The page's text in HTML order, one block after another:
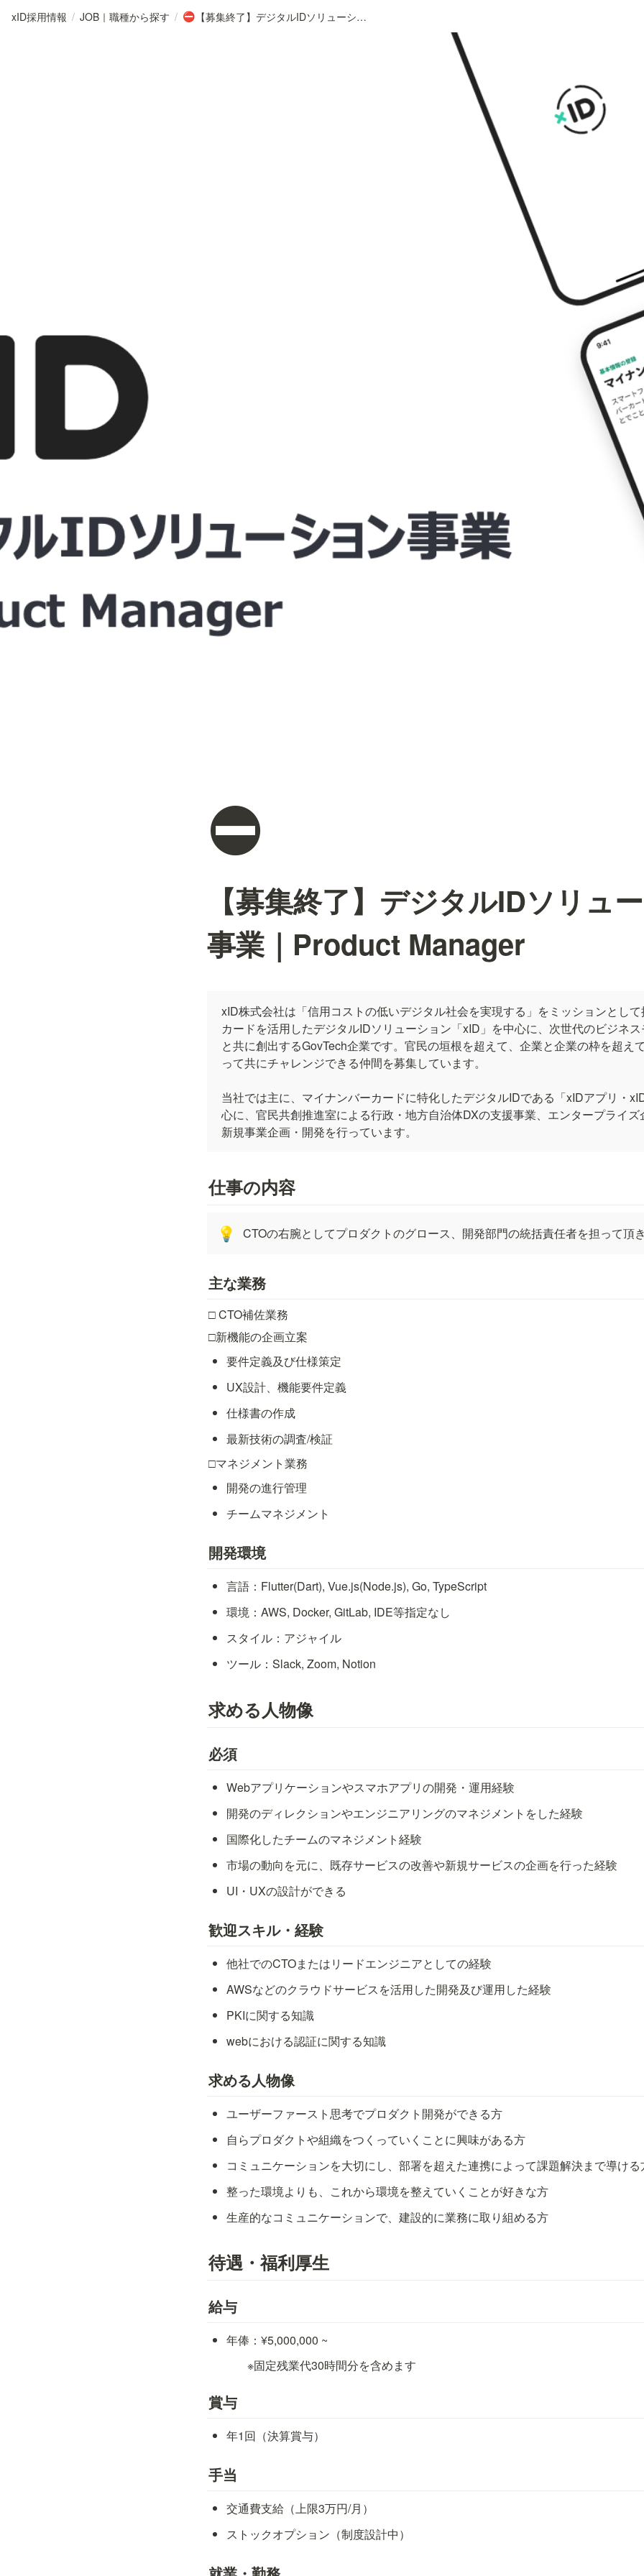
xID採用情報 / JOB｜職種から探す / ⛔ 【募集終了】デジタルIDソリューション事業｜Product Manager
⛔
【募集終了】デジタルIDソリュ
事業｜Product Manager
xID株式会社は「信用コストの低いデジタル社会を実現する」をミッションとし
カードを活用したデジタルIDソリューション「xID」を中心に、次世代のビジネ
と共に創出するGovTech企業です。官民の垣根を超えて、企業と企業の枠を超え
って共にチャレンジできる仲間を募集しています。
当社では主に、マイナンバーカードに特化したデジタルIDである「xIDアプリ・
心に、官民共創推進室による行政・地方自治体DXの支援事業、エンタープライ
新規事業企画・開発を行っています。
仕事の内容
💡 CTOの右腕としてプロダクトのグロース、開発部門の統括責任者を担って頂
主な業務
□ CTO補佐業務
□新機能の企画立案
要件定義及び仕様策定
UX設計、機能要件定義
仕様書の作成
最新技術の調査/検証
□マネジメント業務
開発の進行管理
チームマネジメント
開発環境
言語：Flutter(Dart), Vue.js(Node.js), Go, TypeScript
環境：AWS, Docker, GitLab, IDE等指定なし
スタイル：アジャイル
ツール：Slack, Zoom, Notion
求める人物像
必須
Webアプリケーションやスマホアプリの開発・運用経験
開発のディレクションやエンジニアリングのマネジメントをした経験
国際化したチームのマネジメント経験
市場の動向を元に、既存サービスの改善や新規サービスの企画を行った経験
UI・UXの設計ができる
歓迎スキル・経験
他社でのCTOまたはリードエンジニアとしての経験
AWSなどのクラウドサービスを活用した開発及び運用した経験
PKIに関する知識
webにおける認証に関する知識
求める人物像
ユーザーファースト思考でプロダクト開発ができる方
自らプロダクトや組織をつくっていくことに興味がある方
コミュニケーションを大切にし、部署を超えた連携によって課題解決まで導ける
整った環境よりも、これから環境を整えていくことが好きな方
生産的なコミュニケーションで、建設的に業務に取り組める方
待遇・福利厚生
給与
年俸：¥5,000,000 ~
※固定残業代30時間分を含めます
賞与
年1回（決算賞与）
手当
交通費支給（上限3万円/月）
ストックオプション（制度設計中）